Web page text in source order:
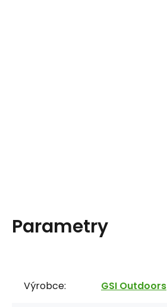
Parametry
Výrobce: GSI Outdoors